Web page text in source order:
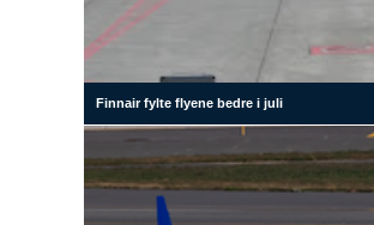
Finnair fylte flyene bedre i juli